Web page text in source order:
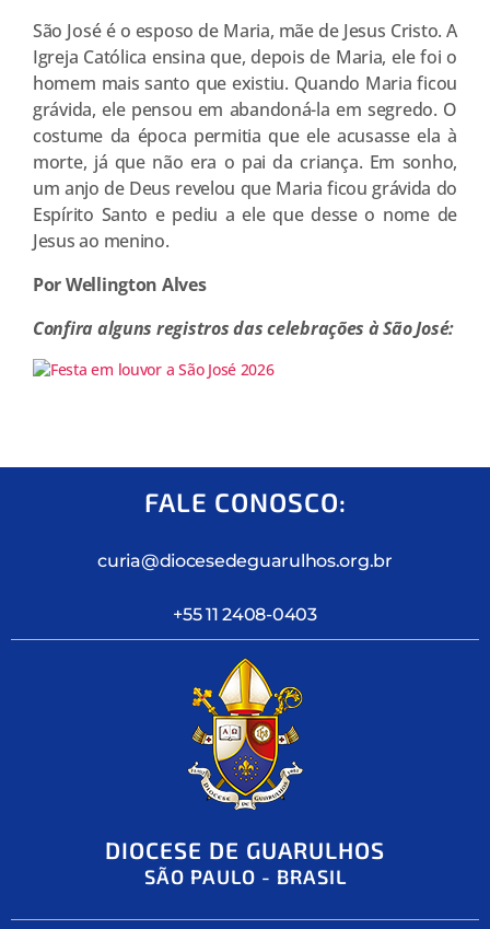
São José é o esposo de Maria, mãe de Jesus Cristo. A
Igreja Católica ensina que, depois de Maria, ele foi o
homem mais santo que existiu. Quando Maria ficou
grávida, ele pensou em abandoná-la em segredo. O
costume da época permitia que ele acusasse ela à
morte, já que não era o pai da criança. Em sonho,
um anjo de Deus revelou que Maria ficou grávida do
Espírito Santo e pediu a ele que desse o nome de
Jesus ao menino.
PorWellington Alves
Confira alguns registros das celebrações à São José:
FALE CONOSCO:
curia@diocesedeguarulhos.org.br
+55 11 2408-0403
DIOCESE DE GUARULHOS
SÃO PAULO - BRASIL